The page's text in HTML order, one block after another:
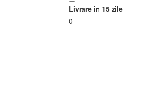
Livrare in 15 zile
0